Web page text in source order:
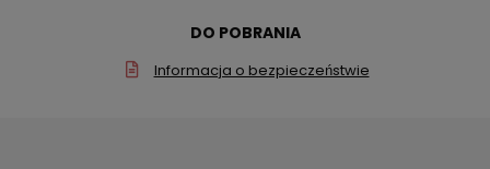
DO POBRANIA
Informacja o bezpieczeństwie